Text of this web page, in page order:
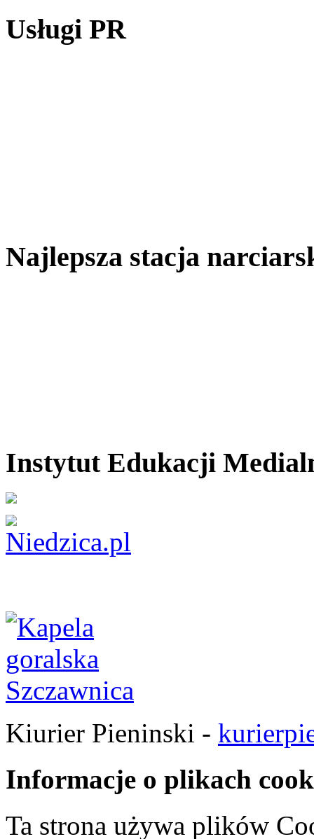
Usługi PR
Najlepsza stacja
Instytut Edukacji
Kiurier Pieninski -
Informacje o plikach
Ta strona używa plików